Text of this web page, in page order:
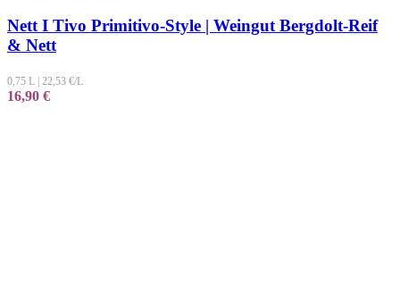
Nett I Tivo Primitivo-Style | Weingut Bergdolt-Reif
& Nett
0,75 L 22,53 €/L
16,90 €